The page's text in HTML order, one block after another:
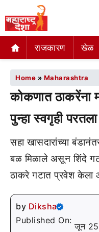
राजकारण खेळ
Home » Maharashtra
कोकणात ठाकरेंना
पुन्हा स्वगृही परतला
सहा खासदारांच्या
बळ मिळाले असून शिंदे
ठाकरे गटात प्रवेश केला
by Diksha
Published On:
जून